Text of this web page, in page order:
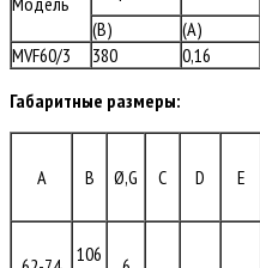
(В)
(A)
380
0,16
MVF60/3
Габаритные размеры:
A B Ø,G C D E
106